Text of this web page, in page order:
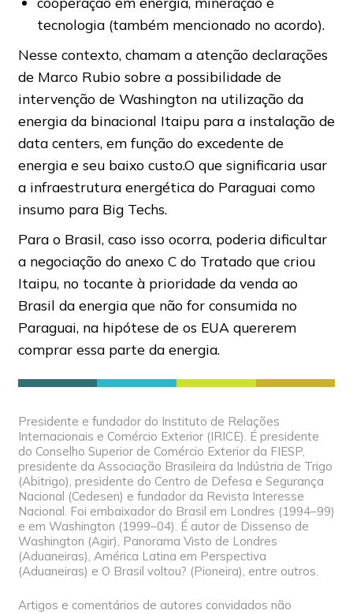
tecnologia (também mencionado no acordo).
Nesse contexto, chamam a atenção declarações
de Marco Rubio sobre a possibilidade de
intervenção de Washington na utilização da
energia da binacional Itaipu para a instalação de
data centers, em função do excedente de
energia e seu baixo custo.O que significaria usar
a infraestrutura energética do Paraguai como
insumo para Big Techs.
Para o Brasil, caso isso ocorra, poderia dificultar
a negociação do anexo C do Tratado que criou
Itaipu, no tocante à prioridade da venda ao
Brasil da energia que não for consumida no
Paraguai, na hipótese de os EUA quererem
comprar essa parte da energia.
Presidente e fundador do Instituto de Relações
Internacionais e Comércio Exterior (IRICE). É presidente
do Conselho Superior de Comércio Exterior da FIESP,
presidente da Associação Brasileira da Indústria de Trigo
(Abitrigo), presidente do Centro de Defesa e Segurança
Nacional (Cedesen) e fundador da Revista Interesse
Nacional. Foi embaixador do Brasil em Londres (1994–99)
e em Washington (1999–04). É autor de Dissenso de
Washington (Agir), Panorama Visto de Londres
(Aduaneiras), América Latina em Perspectiva
(Aduaneiras) e O Brasil voltou? (Pioneira), entre outros.
Artigos e comentários de autores convidados não